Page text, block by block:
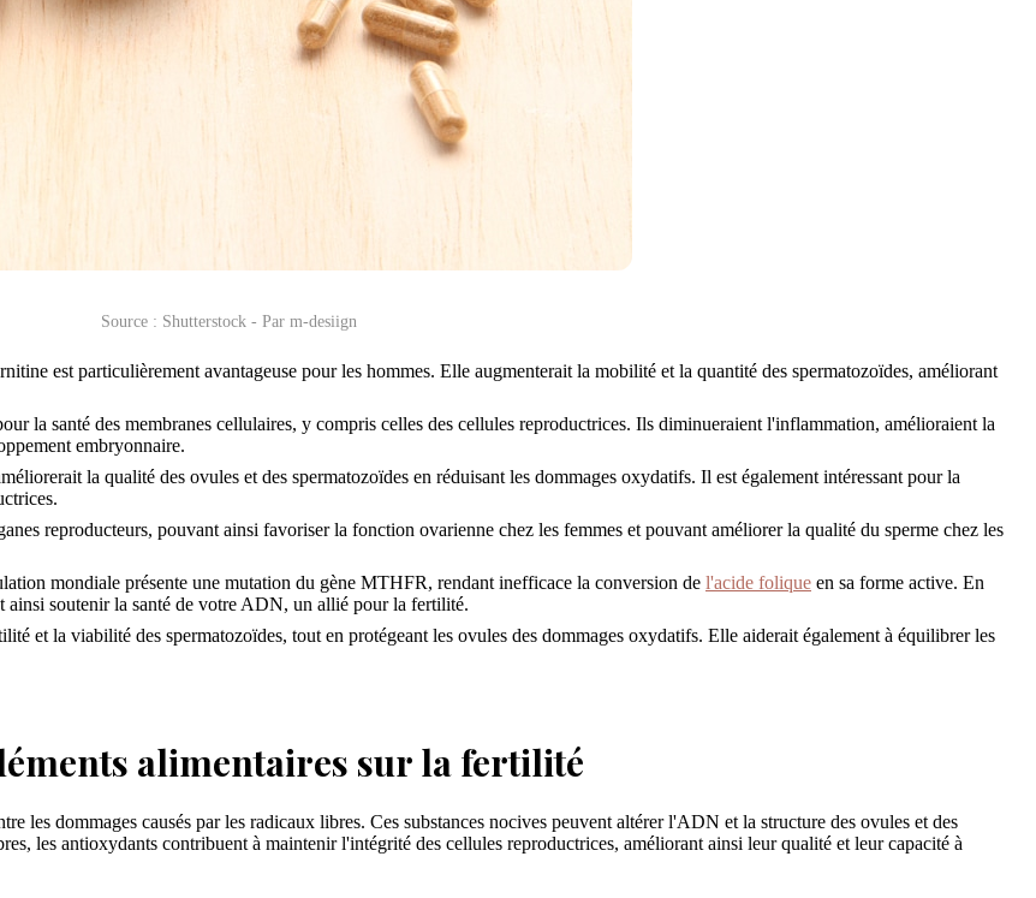
Source : Shutterstock - Par m-desiign
est particulièrement avantageuse pour les hommes. Elle augmenterait la mobilité et la quantité des spermatozoïdes, améliorant
la santé des membranes cellulaires, y compris celles des cellules reproductrices. Ils diminueraient l'inflammation, amélioraient la
embryonnaire.
la qualité des ovules et des spermatozoïdes en réduisant les dommages oxydatifs. Il est également intéressant pour la
reproducteurs, pouvant ainsi favoriser la fonction ovarienne chez les femmes et pouvant améliorer la qualité du sperme chez les
mondiale présente une mutation du gène MTHFR, rendant inefficace la conversion de l'acide folique en sa forme active. En
soutenir la santé de votre ADN, un allié pour la fertilité.
et la viabilité des spermatozoïdes, tout en protégeant les ovules des dommages oxydatifs. Elle aiderait également à équilibrer les
alimentaires sur la fertilité
les dommages causés par les radicaux libres. Ces substances nocives peuvent altérer l'ADN et la structure des ovules et des
les antioxydants contribuent à maintenir l'intégrité des cellules reproductrices, améliorant ainsi leur qualité et leur capacité à